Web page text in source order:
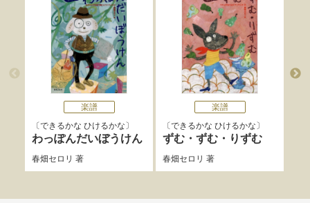
楽譜
できるかな ひけるかな
わっぽんだいぼうけん
春畑セロリ 著
楽譜
できるかな ひけるかな
ずむ・ずむ・りずむ
春畑セロリ 著